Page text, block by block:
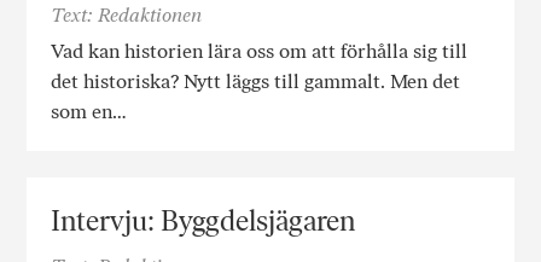
Text: Redaktionen
Vad kan historien lära oss om att förhålla sig till
det historiska? Nytt läggs till gammalt. Men det
som en…
Intervju: Byggdelsjägaren